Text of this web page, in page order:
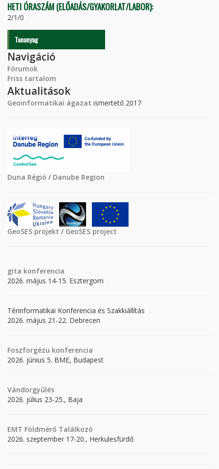
HETI ÓRASZÁM (ELŐADÁS/GYAKORLAT/LABOR):
2/1/0
Tananyag
Navigáció
Fórumok
Friss tartalom
Aktualitások
Geoinformatikai ágazat ismertető 2017
Duna Régió / Danube Region
GeoSES projekt / GeoSES project
gita konferencia
2026. május 14-15. Esztergom
Térinformatikai Konferencia és Szakkiállítás
2026. május 21-22. Debrecen
Foszforgézu konferencia
2026. június 5. BME, Budapest
Vándorgyűlés
2026. július 23-25., Baja
EMT Földmérő Találkozó
2026. szeptember 17-20., Herkulesfürdő